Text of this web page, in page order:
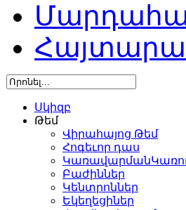
Սկիզբ
Թեմ
Վիրահայոց Թեմ
Հոգեւոր դաս
Բաժիններ
Կենտրոններ
Եկեղեցիներ